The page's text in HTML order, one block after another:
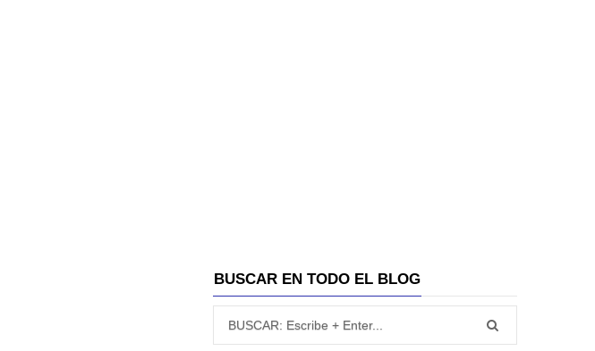
BUSCAR EN TODO EL BLOG